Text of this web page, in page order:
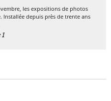
les expositions de photos
Installée depuis près de trente ans
1